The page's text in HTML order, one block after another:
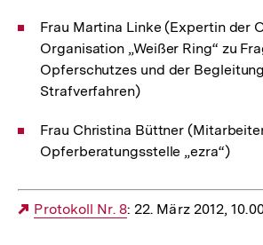
Frau Martina Linke (Expertin der
Organisation „Weißer Ring“ zu
Opferschutzes und der
Strafverfahren)
Frau Christina Büttner
Opferberatungsstelle „ezra“)
Externer
Protokoll Nr. 8: 22. März 2012,